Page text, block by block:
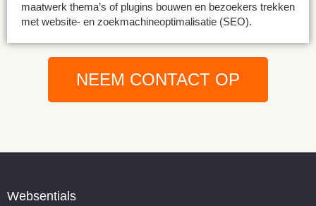
maatwerk thema’s of plugins bouwen en bezoekers trekken
met website- en zoekmachineoptimalisatie (SEO).
NEEM CONTACT OP
Websentials